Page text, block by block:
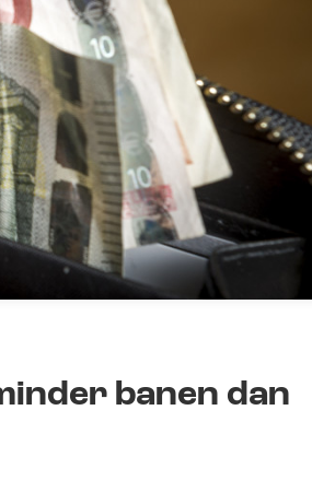
banen dan